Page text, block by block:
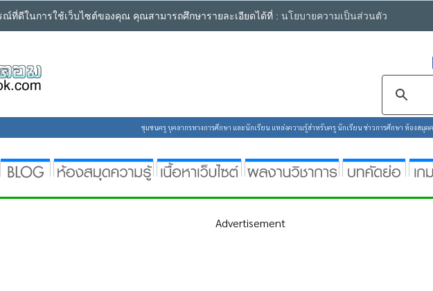
ที่ดีในการใช้เว็บไซต์ของคุณ คุณสามารถศึกษารายละเอียดได้ที่ : นโยบายความเป็นส่วนตัว
ชุมชนครู บุคลากรทางการศึกษา และนักเรียน แหล่งความรู้สำหรับครู นักเรียน ข่าวการศึกษา ห้องสมุ
Advertisement